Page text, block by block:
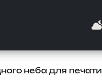
неба для печати